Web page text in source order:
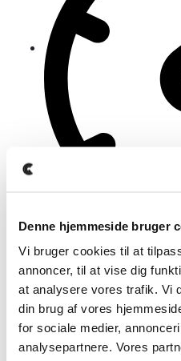
Denne hjemmeside bruger
Vi bruger cookies til at
annoncer, til at vise dig
at analysere vores trafik. Vi
din brug af vores
for sociale medier,
analysepartnere. Vores